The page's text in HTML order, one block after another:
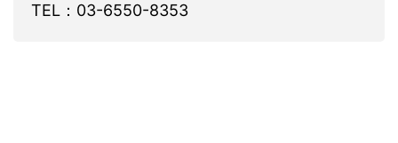
TEL：03-6550-8353